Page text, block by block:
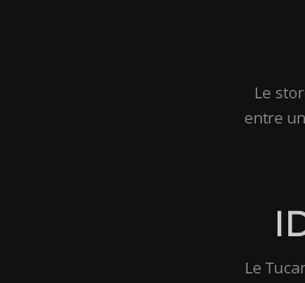
Le
entre
Le